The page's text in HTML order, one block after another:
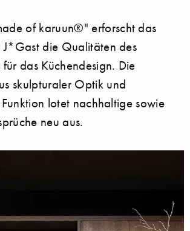
of karuun®" erforscht das
J*Gast die Qualitäten des
das Küchendesign. Die
skulpturaler Optik und
lotet nachhaltige sowie
neu aus.